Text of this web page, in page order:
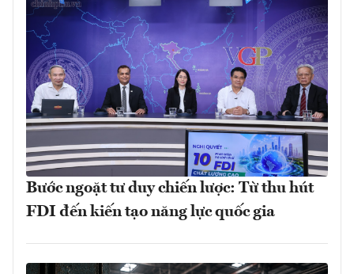
Bước ngoặt tư duy chiến lược: Từ thu hút
FDI đến kiến tạo năng lực quốc gia